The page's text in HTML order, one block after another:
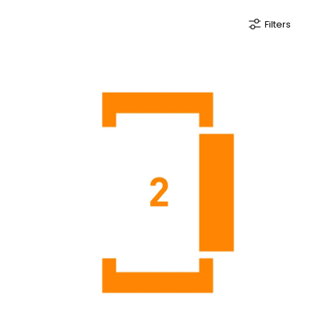
Filters